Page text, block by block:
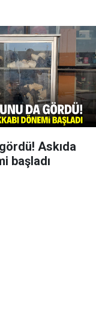
Askıda
başladı